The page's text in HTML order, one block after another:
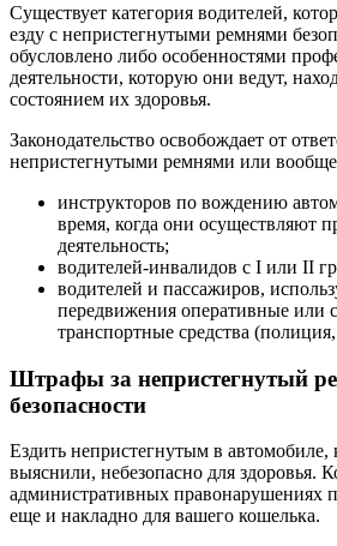
Существует категория водителей,
езду с непристегнутыми ремнями
обусловлено либо особенностями
деятельности, которую они ведут,
состоянием их здоровья.
Законодательство освобождает от
непристегнутыми ремнями или вообще
инструкторов по вождению
время, когда они осуществляют
деятельность;
водителей-инвалидов с I или II
водителей и пассажиров,
передвижения оперативные или
транспортные средства
Штрафы за непристегнутый
безопасности
Ездить непристегнутым в
выяснили, небезопасно для здоровья.
административных правонарушениях
еще и накладно для вашего кошелька.